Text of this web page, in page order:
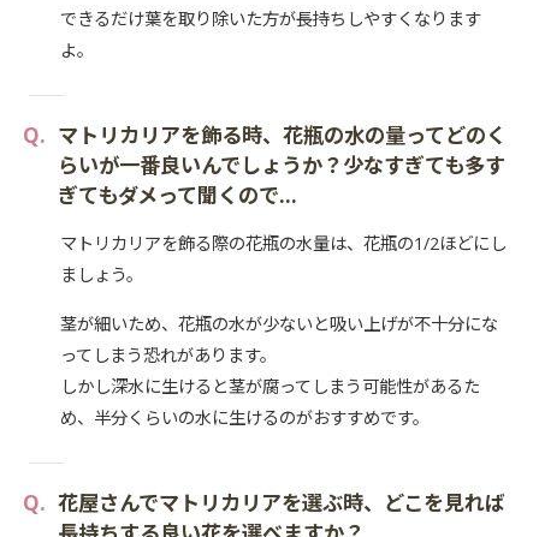
できるだけ葉を取り除いた方が長持ちしやすくなります
よ。
マトリカリアを飾る時、花瓶の水の量ってどのく
らいが一番良いんでしょうか？少なすぎても多す
ぎてもダメって聞くので…
マトリカリアを飾る際の花瓶の水量は、花瓶の1/2ほどにし
ましょう。
茎が細いため、花瓶の水が少ないと吸い上げが不十分にな
ってしまう恐れがあります。
しかし深水に生けると茎が腐ってしまう可能性があるた
め、半分くらいの水に生けるのがおすすめです。
花屋さんでマトリカリアを選ぶ時、どこを見れば